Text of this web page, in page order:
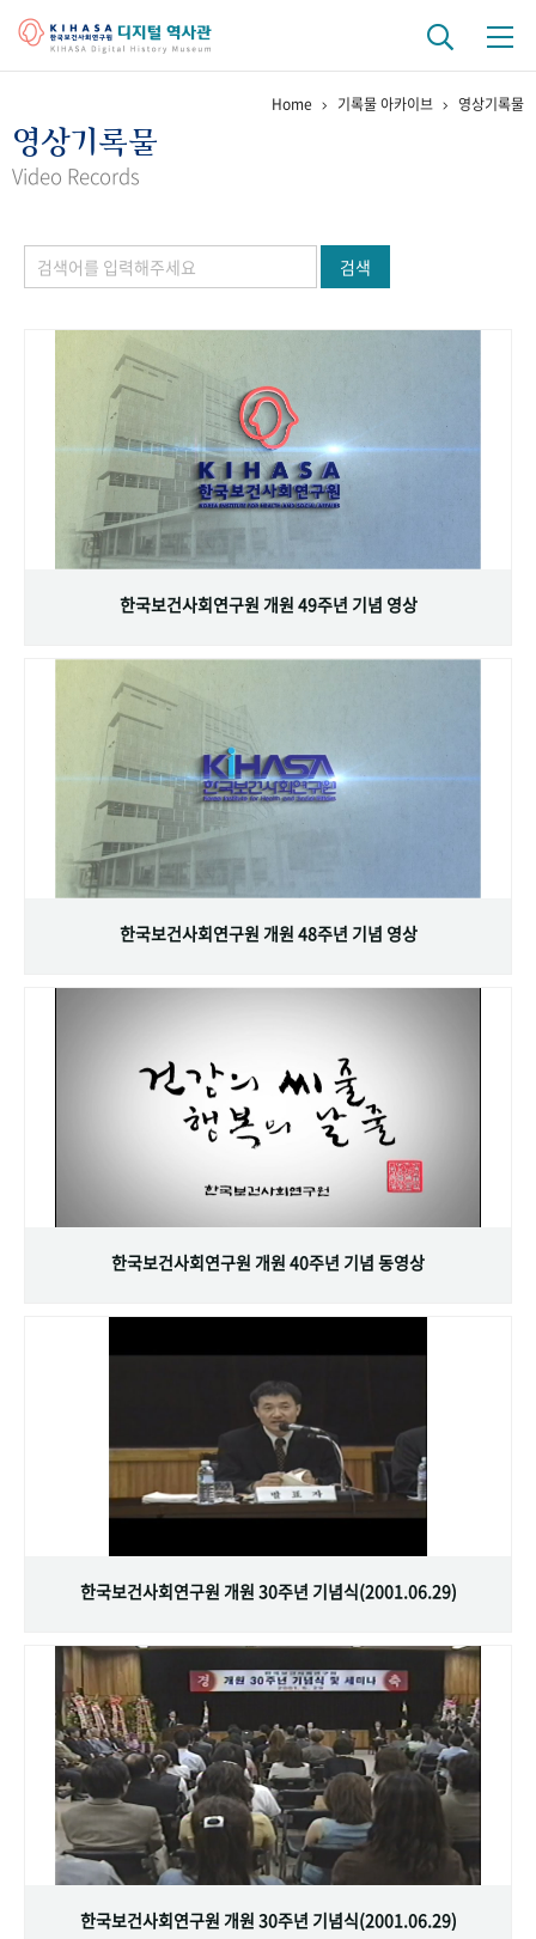
걸어온 길 기관 변천사
정책과 연구 키워드로 보는 연구 역사
연구자들
기록물 아카이브
사진 아카이브 문서 기록물 행정박물 영상 기록물
주년 기념
성과 50선 숫자로 보는 50년
VR 역사관
Home 기록물 아카이브 영상기록물
영상기록물
Video Records
검색
한국보건사회연구원 개원 49주년 기념 영상
한국보건사회연구원 개원 48주년 기념 영상
한국보건사회연구원 개원 40주년 기념 동영상
한국보건사회연구원 개원 30주년 기념식(2001.06.29)
한국보건사회연구원 개원 30주년 기념식(2001.06.29)